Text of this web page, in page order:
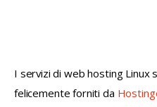
I servizi di web hosting Linux
felicemente forniti da